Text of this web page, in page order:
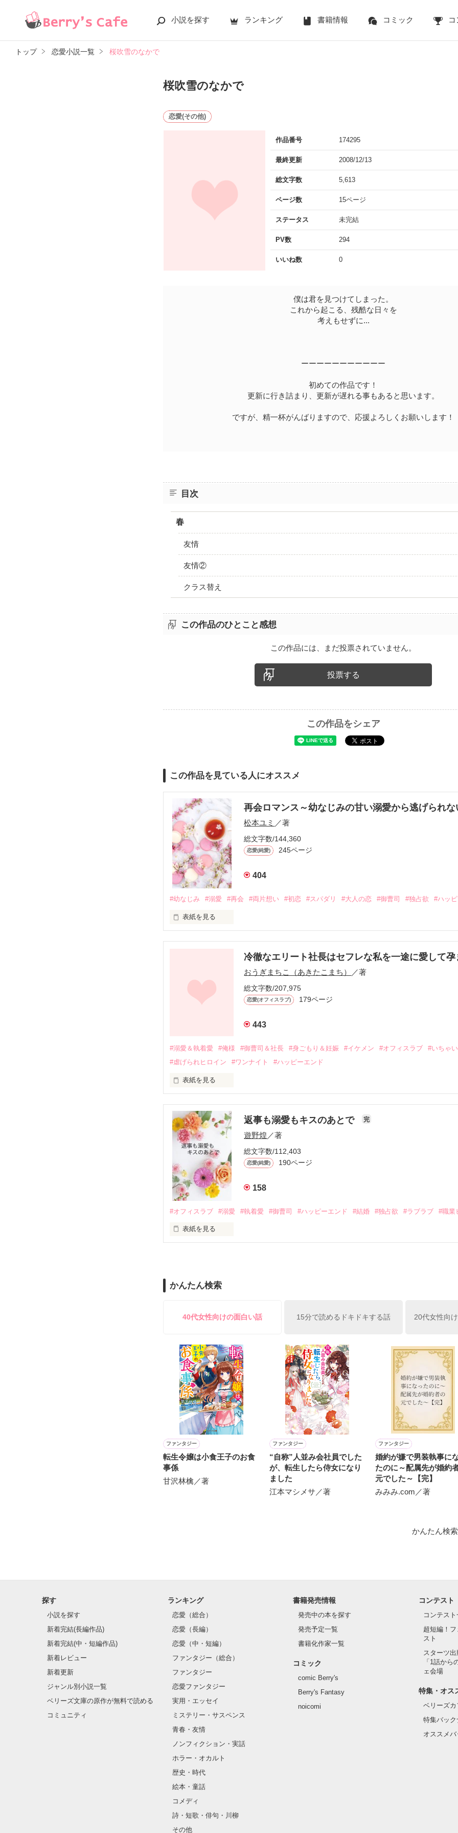
小説を探す ランキング 書籍情報 コミック コ
トップ 恋愛小説一覧 桜吹雪のなかで
桜吹雪のなかで
恋愛(その他)
作品番号 174295
最終更新 2008/12/13
総文字数 5,613
ページ数 15ページ
ステータス 未完結
PV数 294
いいね数 0
僕は君を見つけてしまった。
これから起こる、残酷な日々を
考えもせずに...
ーーーーーーーーーーー
初めての作品です！
更新に行き詰まり、更新が遅れる事もあると思います。
ですが、精一杯がんばりますので、応援よろしくお願いします！
目次
春
友情
友情②
クラス替え
この作品のひとこと感想
この作品には、まだ投票されていません。
投票する
この作品をシェア
この作品を見ている人にオススメ
再会ロマンス～幼なじみの甘い溺愛から逃げられな
松本ユミ ／著
総文字数/144,360
恋愛(純愛) 245ページ
404
#幼なじみ #溺愛 #再会 #両片想い #初恋 #スパダリ #大人の恋 #御曹司 #独占欲 #ハッ
表紙を見る
しかし、ある出来事をきっかけに二人の関係は壊れてしまう。
関係修復もできないまま、美桜は両親の離婚によって
引っ越すことになり、哲平とも離れ離れになった。
そして、ひょんなことから
酔った勢いで一夜を共にしてしまった。
さらに、美桜が初めてだと知った哲平は
甘やかしてくる。
そんなある日、哲平は美桜がストーカー被害に
遭っていることを知る。
美桜を守るため、哲平は同居を提案してきて――。
夏木美桜(なつきみお)
✕
鳴海哲平 (なるみてっぺい)
止まっていたはずの二人の時間が、再び動き出す。
作品を読む
冷徹なエリート社長はセフレな私を一途に愛して孕
おうぎまちこ（あきたこまち） ／著
総文字数/207,975
恋愛(オフィスラブ) 179ページ
443
#溺愛＆執着愛 #俺様 #御曹司＆社長 #身ごもり＆妊娠 #イケメン #オフィスラブ
#いちゃ
#虐げられヒロイン
#ワンナイト #ハッピーエンド
表紙を見る
帰国後、美桜は新しい職場でワンナイトした美青年と再会。なんと彼の正体は、とあ
も関わらず、一族を離れて起業した新進気鋭の実業家、社内でも冷徹だと評判な社長
人だったのだ――！
なぜか恭司から飼い猫の世話係を命じられた美桜は、猫の世話を口実にしばしば呼び
返事も溺愛もキスのあとで 完
遊野煌 ／著
総文字数/112,403
恋愛(純愛) 190ページ
158
#オフィスラブ #溺愛 #執着愛 #御曹司 #ハッピーエンド #結婚 #独占欲 #ラブラブ #職業
表紙を見る
雪瀬鷹哉（29）が『──俺と結婚してくれないか』といきなりプロポーズをしてきた上
鷹哉『宜しくな、俺の雛子』🦅
シゴデキで冷徹な上司が見せる素顔は、なぜか想像以上に甘くて……🐥💓🦅
※表紙も作中使用の画像も全てフリー素材です。
※執筆期間2026.6.3〜7.20完結です。
※他サイトさんにて恋愛トレンド1位でした〜良かったら読んで頂けると嬉しいです。
作品を読む
かんたん検索
40代女性向けの面白い話 15分で読めるドキドキする話 20代女性向
ファンタジー
転生令嬢は小食王子のお食
事係
甘沢林檎／著
ファンタジー
“自称”人並み会社員でした
が、転生したら侍女になり
ました
江本マシメサ／著
ファンタジー
婚約が嫌で男装執事に
たのに～配属先が婚約
元でした～【完】
みみみ.com／著
かんたん検
探す
小説を探す
新着完結(長編作品)
新着完結(中・短編作品)
新着レビュー
新着更新
ジャンル別小説一覧
ベリーズ文庫の原作が無料で読める
コミュニティ
ランキング
恋愛（総合）
恋愛（長編）
恋愛（中・短編）
ファンタジー（総合）
ファンタジー
恋愛ファンタジー
実用・エッセイ
ミステリー・サスペンス
青春・友情
ノンフィクション・実話
ホラー・オカルト
歴史・時代
絵本・童話
コメディ
詩・短歌・俳句・川柳
その他
書籍発売情報
発売中の本を探す
発売予定一覧
書籍化作家一覧
コミック
comic Berry's
Berry's Fantasy
noicomi
コンテスト
コンテスト
超短編！
スト
スターツ
「1話から
ェ会場
特集・オス
ベリーズ
特集バック
オススメ